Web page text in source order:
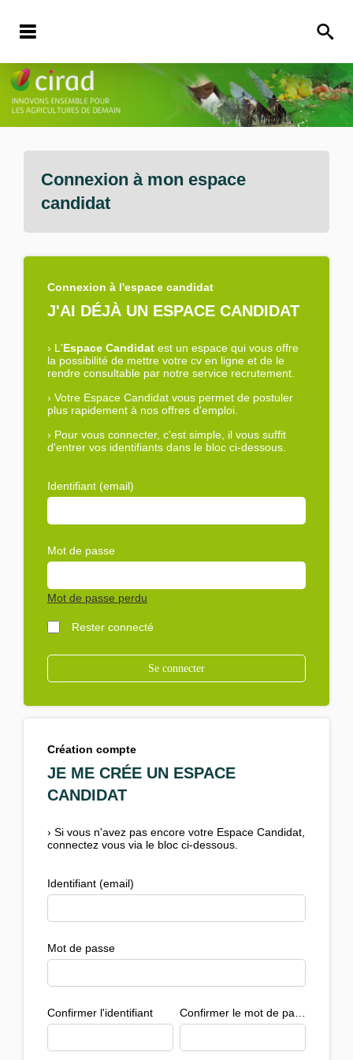
Connexion à mon espace
candidat
J'AI DÉJÀ UN ESPACE CANDIDAT
› L'Espace Candidat est un espace qui vous offre
la possibilité de mettre votre cv en ligne et de le
rendre consultable par notre service recrutement.
› Votre Espace Candidat vous permet de postuler
plus rapidement à nos offres d'emploi.
› Pour vous connecter, c'est simple, il vous suffit
d'entrer vos identifiants dans le bloc ci-dessous.
Connexion à l'espace candidat
Identifiant (email)
Mot de passe
Rester connecté
Mot de passe perdu
JE ME CRÉE UN ESPACE
CANDIDAT
› Si vous n'avez pas encore votre Espace Candidat,
connectez vous via le bloc ci-dessous.
Création compte
Identifiant (email)
Mot de passe
Confirmer l'identifiant Confirmer le mot de passe